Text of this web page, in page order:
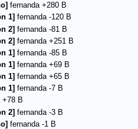
fernanda +280 B
1] fernanda -120 B
2] fernanda -81 B
2] fernanda +251 B
1] fernanda -85 B
1] fernanda +69 B
1] fernanda +65 B
1] fernanda -7 B
+78 B
2] fernanda -3 B
fernanda -1 B